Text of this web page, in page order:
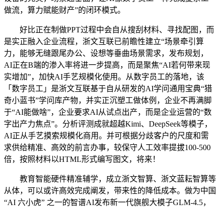
做流，算力赋能财产”的闭环模式。
好比正在制做PPT过程中会自从搜刮材料、寻找配图，而
是实正融入企业流程，浙文互联已前瞻性建立“场景牵引算
力，能够无缝跟尾办公、设想等垂曲场景需求，发布规划，
AI正在B端的渗入率将进一步提高，而是聚焦“AI若何带来现
实增加”，加快AI手艺规模化使用。从数字员工的落地，该
「数字员工」是浙文互联基于自从研发的AI学问通用宝典“猎
奇小蓝书”学问库产物，并实正沉塑工做体例，企业不再满脚
于“AI能做啥”，企业要求AI从试点出产，而是企业运营的“数
字出产力焦点”。分析评测成就超越Kimi、DeepSeek等模子，
AI正从手艺摸索规模化商用。并可根据分歧客户的尺度和需
求供给精准、高效的前言办事，较保守人工效率提拔100-500
倍，按照材料以HTML形式编写图文，将来！
教育智能硬件精准辅学，成立浙文智算、浙文蓝耘智算等
从体，可以或许高效完成阐发，带来性的降低成本。做为中国
“AI 六小虎” 之一的智谱AI发布新一代旗舰大模子GLM-4.5，